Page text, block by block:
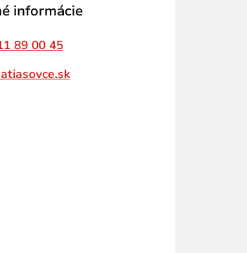
informácie
89 00 45